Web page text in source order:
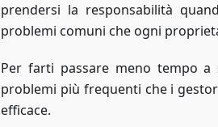
prendersi la responsabilità
problemi comuni che ogni
Per farti passare meno tempo
problemi più frequenti che i
efficace.